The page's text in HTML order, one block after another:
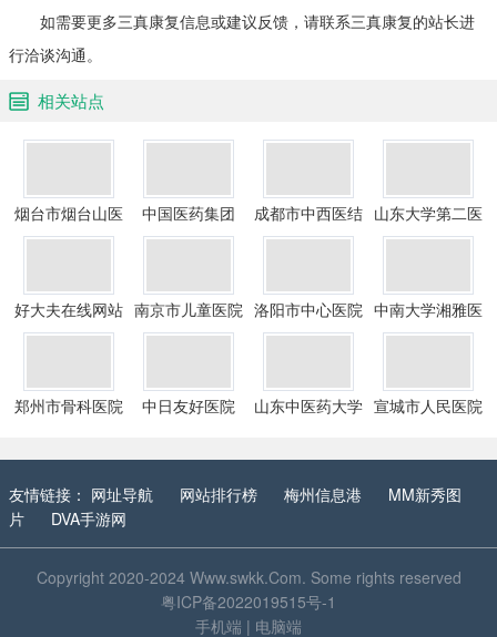
如需要更多三真康复信息或建议反馈，请联系三真康复的站长进
行洽谈沟通。
相关站点
烟台市烟台山医
院
中国医药集团
成都市中西医结
合医院
山东大学第二医
院
好大夫在线网站 南京市儿童医院 洛阳市中心医院 中南大学湘雅医
院
郑州市骨科医院 中日友好医院
山东中医药大学 宣城市人民医院
友情链接： 网址导航 网站排行榜 梅州信息港
MM新秀图
片
DVA手游网
Copyright 2020-2024 Www.swkk.Com. Some rights reserved
粤ICP备2022019515号-1
手机端 | 电脑端